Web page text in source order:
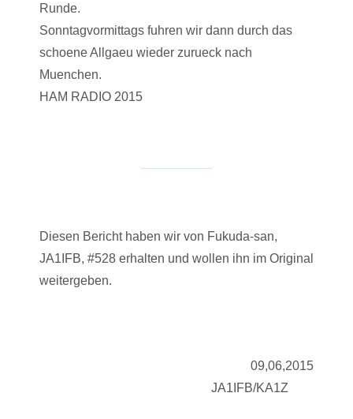
Runde.
Sonntagvormittags fuhren wir dann durch das
schoene Allgaeu wieder zurueck nach
Muenchen.
HAM RADIO 2015
Diesen Bericht haben wir von Fukuda-san,
JA1IFB, #528 erhalten und wollen ihn im Original
weitergeben.
09,06,2015
JA1IFB/KA1Z